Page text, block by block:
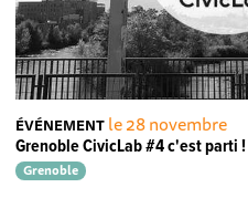
ÉVÉNEMENT le 28 novembre
Grenoble CivicLab #4 c'est parti
Grenoble